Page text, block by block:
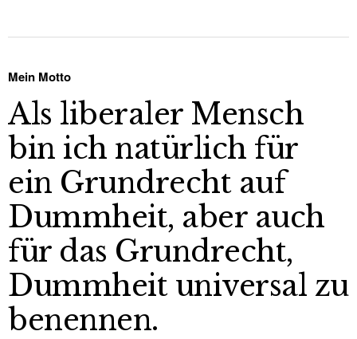
Mein Motto
Als liberaler Mensch
bin ich natürlich für
ein Grundrecht auf
Dummheit, aber auch
für das Grundrecht,
Dummheit universal zu
benennen.